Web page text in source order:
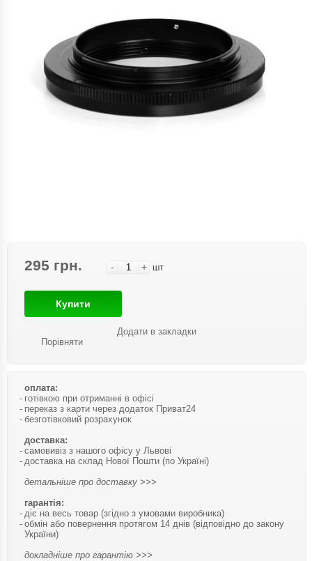
295 грн. - + шт
Купити
Порівняти
Додати в закладки
оплата:
готівкою при отриманні в офісі
переказ з карти через додаток Приват24
безготівковий розрахунок
доставка:
самовивіз з нашого офісу у Львові
доставка на склад Нової Пошти (по Україні)
детальніше про доставку >>>
гарантія:
діє на весь товар (згідно з умовами виробника)
обмін або повернення протягом 14 днів (відповідно до закону
України)
докладніше про гарантію >>>